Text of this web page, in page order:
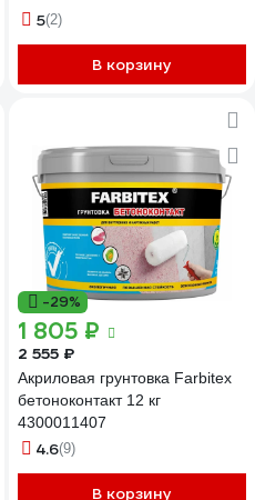
5(2)
В корзину
-29%
1 805 ₽
2 555 ₽
Акриловая грунтовка Farbitex
бетоноконтакт 12 кг
4300011407
4.6(9)
В корзину